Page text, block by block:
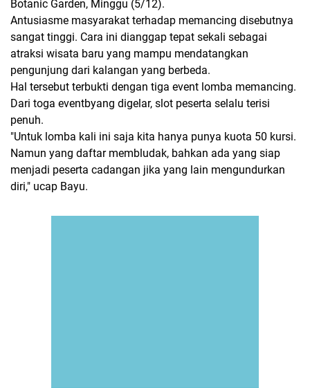
Botanic Garden, Minggu (5/12).
Antusiasme masyarakat terhadap memancing disebutnya
sangat tinggi. Cara ini dianggap tepat sekali sebagai
atraksi wisata baru yang mampu mendatangkan
pengunjung dari kalangan yang berbeda.
Hal tersebut terbukti dengan tiga event lomba memancing.
Dari toga eventbyang digelar, slot peserta selalu terisi
penuh.
"Untuk lomba kali ini saja kita hanya punya kuota 50 kursi.
Namun yang daftar membludak, bahkan ada yang siap
menjadi peserta cadangan jika yang lain mengundurkan
diri," ucap Bayu.